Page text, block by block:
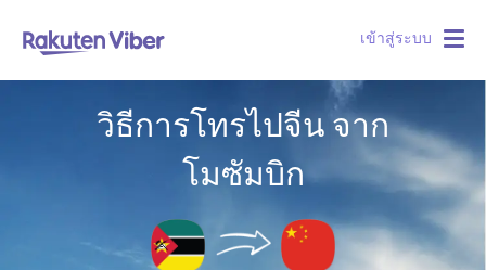
เข้าสู่ระบบ
วิธีการโทรไปจีน จาก
โมซัมบิก